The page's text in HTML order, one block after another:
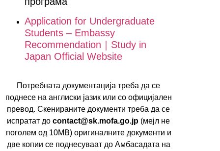
Application for Undergraduate
Students – Embassy
Recommendation｜Study in
Japan Official Website
Потребната документација треба да се
поднесе на англиски јазик или со официјален
превод. Скенираните документи треба да се
испратат до contact@sk.mofa.go.jp (мејл не
поголем од 10MB) оригиналните документи и
две копии се поднесуваат до Амбасадата на